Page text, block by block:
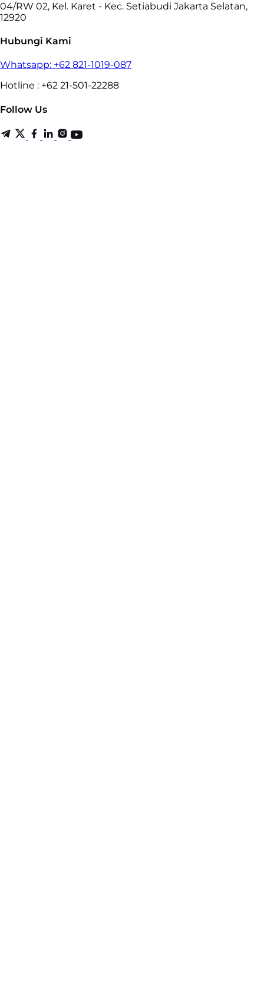
04/RW 02, Kel. Karet - Kec. Setiabudi Jakarta Selatan,
12920
Hubungi Kami
Whatsapp: +62 821-1019-087
Hotline : +62 21-501-22288
Follow Us